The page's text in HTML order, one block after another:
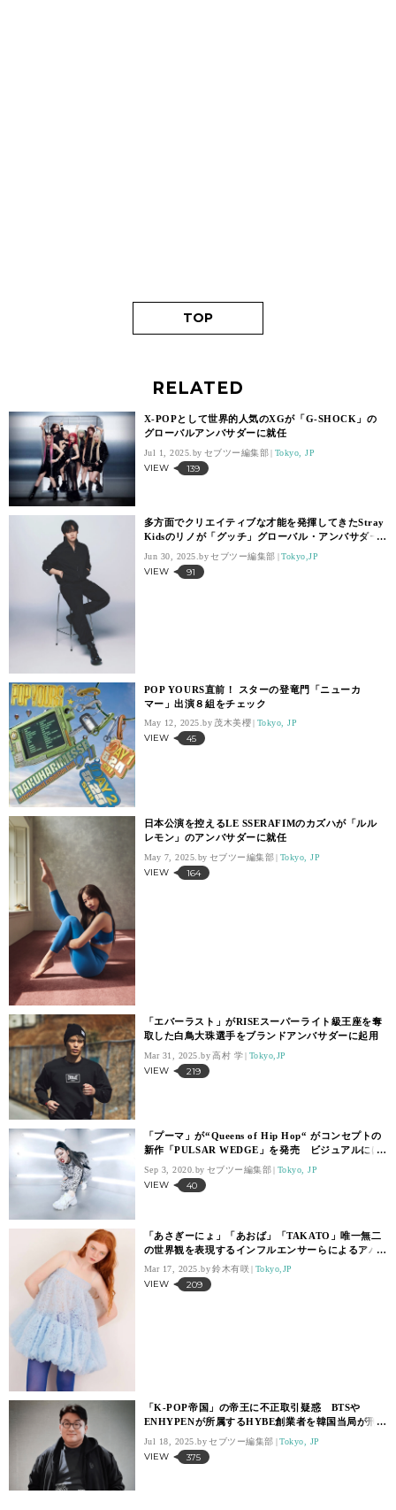
TOP
RELATED
X-POPとして世界的人気のXGが「G-SHOCK」の
グローバルアンバサダーに就任
Jul 1, 2025. セブツー編集部 Tokyo, JP
VIEW 139
多方面でクリエイティブな才能を発揮してきたStray
Kidsのリノが「グッチ」グローバル・アンバサダー
に就任
Jun 30, 2025. セブツー編集部 Tokyo,JP
VIEW 91
POP YOURS直前！ スターの登竜門「ニューカ
マー」出演８組をチェック
May 12, 2025. 茂木美櫻 Tokyo, JP
VIEW 45
日本公演を控えるLE SSERAFIMのカズハが「ルル
レモン」のアンバサダーに就任
May 7, 2025. セブツー編集部 Tokyo, JP
VIEW 164
「エバーラスト」がRISEスーパーライト級王座を奪
取した白鳥大珠選手をブランドアンバサダーに起用
Mar 31, 2025. 高村 学 Tokyo,JP
VIEW 219
「プーマ」が“Queens of Hip Hop“ がコンセプトの
新作「PULSAR WEDGE」を発売 ビジュアルには
ちゃんみなが登場
Sep 3, 2020. セブツー編集部 Tokyo, JP
VIEW 40
「あさぎーにょ」「あおば」「TAKATO」唯一無二
の世界観を表現するインフルエンサーらによるアパ
レルブランド３選
Mar 17, 2025. 鈴木有咲 Tokyo,JP
VIEW 209
「K-POP帝国」の帝王に不正取引疑惑 BTSや
ENHYPENが所属するHYBE創業者を韓国当局が刑
Jul 18, 2025. セブツー編集部 Tokyo, JP
VIEW 375